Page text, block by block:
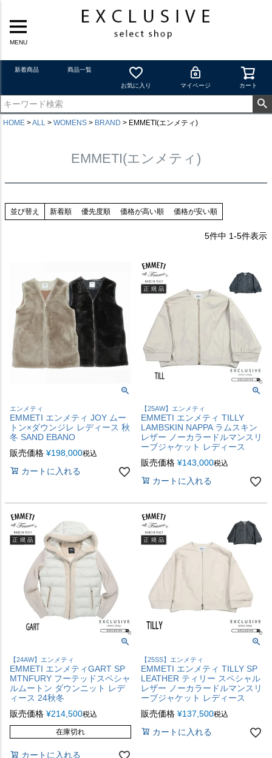
MENU
新着商品 商品一覧
お気に入り マイページ カート
HOME ALL WOMENS BRAND EMMETI(エンメティ)
EMMETI(エンメティ)
並び替え 新着順 優先度順 価格が高い順 価格が安い順
5件中 1-5件表示
エンメティ
EMMETI エンメティ JOY ムー
トン×ダウンジレ レディース 秋
冬 SAND EBANO
販売価格 ¥198,000税込
カートに入れる
【25AW】エンメティ
EMMETI エンメティ TILLY
LAMBSKIN NAPPA ラムスキン
レザー ノーカラードルマンスリ
ーブジャケット レディース
販売価格 ¥143,000税込
カートに入れる
【24AW】エンメティ
EMMETI エンメティGART SP
MTNFURY フーテッドスペシャ
ルムートン ダウンニット レデ
ィース 24秋冬
販売価格 ¥214,500税込
在庫切れ
カートに入れる
【25SS】エンメティ
EMMETI エンメティ TILLY SP
LEATHER ティリー スペシャル
レザー ノーカラードルマンスリ
ーブジャケット レディース
販売価格 ¥137,500税込
カートに入れる